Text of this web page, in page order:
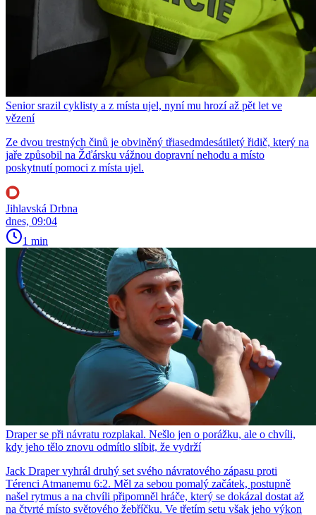
Senior srazil cyklisty a z místa ujel, nyní mu hrozí až pět let ve
vězení
Ze dvou trestných činů je obviněný třiasedmdesátiletý řidič, který na
jaře způsobil na Žďársku vážnou dopravní nehodu a místo
poskytnutí pomoci z místa ujel.
Jihlavská Drbna
dnes, 09:04
1 min
Draper se při návratu rozplakal. Nešlo jen o porážku, ale o chvíli,
kdy jeho tělo znovu odmítlo slíbit, že vydrží
Jack Draper vyhrál druhý set svého návratového zápasu proti
Térenci Atmanemu 6:2. Měl za sebou pomalý začátek, postupně
našel rytmus a na chvíli připomněl hráče, který se dokázal dostat až
na čtvrté místo světového žebříčku. Ve třetím setu však jeho výkon